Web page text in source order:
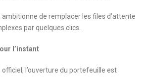
de remplacer les files d’attente
par quelques clics.
l’instant
l’ouverture du portefeuille est